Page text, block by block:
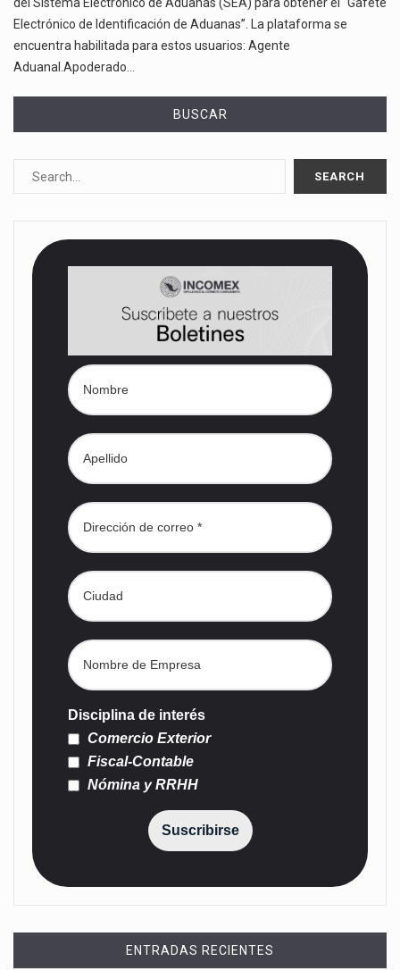
del Sistema Electrónico de Aduanas (SEA) para obtener el “Gafete
Electrónico de Identificación de Aduanas”. La plataforma se
encuentra habilitada para estos usuarios: Agente
Aduanal.Apoderado…
BUSCAR
Disciplina de interés
Comercio Exterior
Fiscal-Contable
Nómina y RRHH
Suscribirse
ENTRADAS RECIENTES